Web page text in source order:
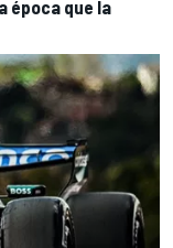
época que la